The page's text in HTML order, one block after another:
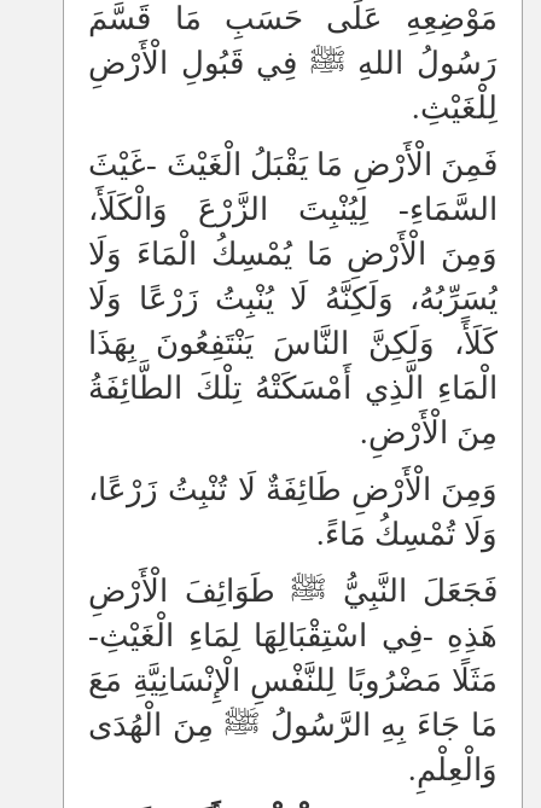
مَوْضِعِهِ عَلَى حَسَبِ مَا قَسَّمَ
رَسُولُ اللهِ ﷺ فِي قَبُولِ الْأَرْضِ
لِلْغَيْثِ.
فَمِنَ الْأَرْضِ مَا يَقْبَلُ الْغَيْثَ -غَيْثَ
السَّمَاءِ- لِيُنْبِتَ الزَّرْعَ وَالْكَلَأَ،
وَمِنَ الْأَرْضِ مَا يُمْسِكُ الْمَاءَ وَلَا
يُسَرِّبُهُ، وَلَكِنَّهُ لَا يُنْبِتُ زَرْعًا وَلَا
كَلَأً، وَلَكِنَّ النَّاسَ يَنْتَفِعُونَ بِهَذَا
الْمَاءِ الَّذِي أَمْسَكَتْهُ تِلْكَ الطَّائِفَةُ
مِنَ الْأَرْضِ.
وَمِنَ الْأَرْضِ طَائِفَةٌ لَا تُنْبِتُ زَرْعًا،
وَلَا تُمْسِكُ مَاءً.
فَجَعَلَ النَّبِيُّ ﷺ طَوَائِفَ الْأَرْضِ
هَذِهِ -فِي اسْتِقْبَالِهَا لِمَاءِ الْغَيْثِ-
مَثَلًا مَضْرُوبًا لِلنَّفْسِ الْإِنْسَانِيَّةِ مَعَ
مَا جَاءَ بِهِ الرَّسُولُ ﷺ مِنَ الْهُدَى
وَالْعِلْمِ.